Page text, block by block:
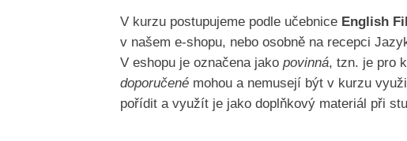
V kurzu postupujeme podle učebnice English
v našem e-shopu, nebo osobně na recepci
V eshopu je označena jako povinná, tzn. je pro
doporučené mohou a nemusejí být v kurzu
pořídit a využít je jako doplňkový materiál při